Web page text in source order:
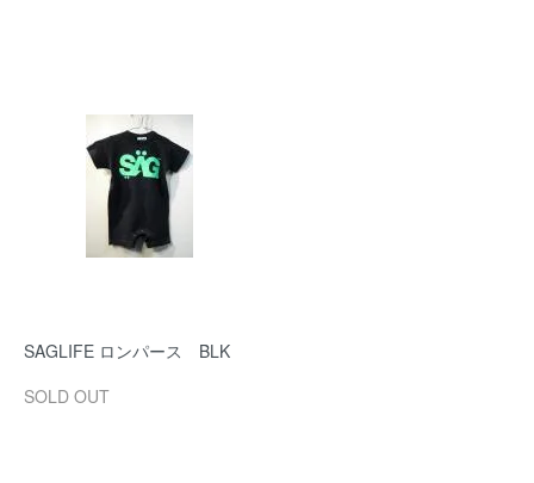
SAGLIFE ロンパース BLK
SOLD OUT